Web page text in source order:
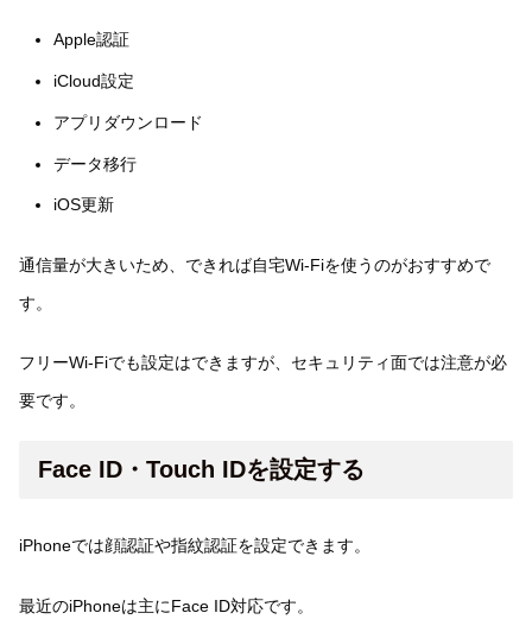
Apple認証
iCloud設定
アプリダウンロード
データ移行
iOS更新
通信量が大きいため、できれば自宅Wi-Fiを使うのがおすすめで
す。
フリーWi-Fiでも設定はできますが、セキュリティ面では注意が必
要です。
Face ID・Touch IDを設定する
iPhoneでは顔認証や指紋認証を設定できます。
最近のiPhoneは主にFace ID対応です。